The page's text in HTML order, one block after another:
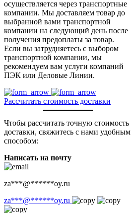
осуществляется через транспортные
компании. Мы доставляем товар до
выбранной вами транспортной
компании на следующий день после
получения предоплаты за товар.
Если вы затрудняетесь с выбором
транспортной компании, мы
рекомендуем вам услуги компаний
ПЭК или Деловые Линии.
Рассчитать стоимость доставки
Чтобы рассчитать точную стоимость
доставки, свяжитесь с нами удобным
способом:
Написать на почту
za***@******oy.ru
za***@******oy.ru